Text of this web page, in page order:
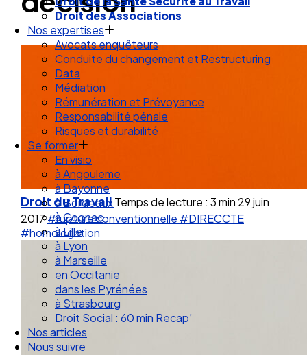
Droit des Associations
Nos expertises
Avocats enquêteurs
Conduite du changement et Restructuring
Data
Médiation
Rémunération et Prévoyance
Responsabilité pénale
Risques et durabilité
Se former
En visio
à Angouleme
à Bayonne
à Bordeaux
à Cognac
à Lille
à Lyon
à Marseille
en Occitanie
dans les Pyrénées
à Strasbourg
Droit Social : 60 min Recap’
Nos articles
Nous suivre
Droit du TravailTemps de lecture : 3 min 29 juin
2017#rupture conventionnelle #DIRECCTE
#homologation